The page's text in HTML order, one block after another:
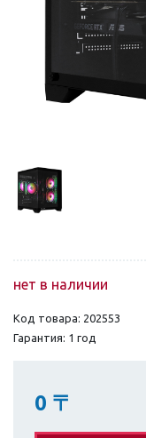
нет в наличии
Код товара: 202553
Гарантия: 1 год
0 〒